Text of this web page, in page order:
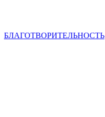
БЛАГОТВОРИТЕЛЬНОСТЬ